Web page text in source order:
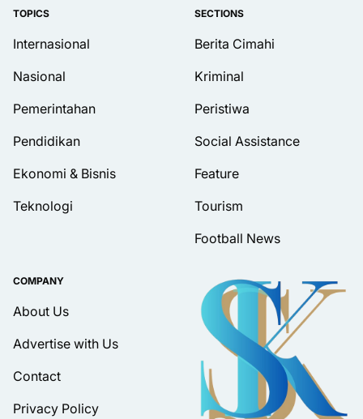
TOPICS
Internasional
Nasional
Pemerintahan
Pendidikan
Ekonomi & Bisnis
Teknologi
SECTIONS
Berita Cimahi
Kriminal
Peristiwa
Social Assistance
Feature
Tourism
Football News
COMPANY
About Us
Advertise with Us
Contact
Privacy Policy